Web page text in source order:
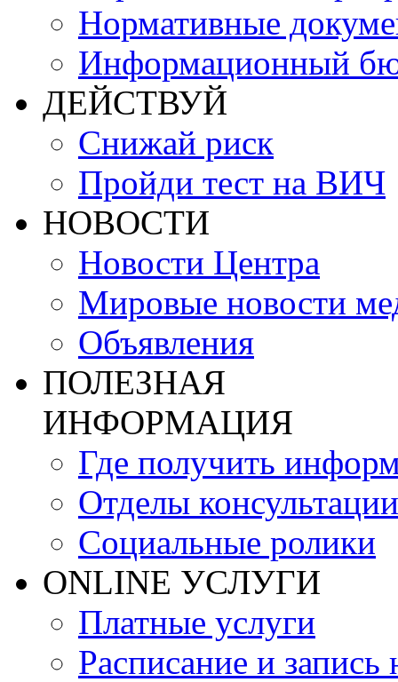
Нормативные
Информационный
ДЕЙСТВУЙ
Снижай риск
Пройди тест на ВИЧ
НОВОСТИ
Новости Центра
Мировые новости
Объявления
ПОЛЕЗНАЯ
ИНФОРМАЦИЯ
Где получить
Отделы консультации
Социальные ролики
ONLINE УСЛУГИ
Платные услуги
Расписание и запись